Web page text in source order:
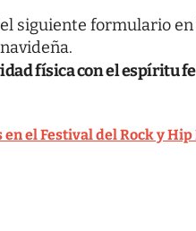
siguiente formulario en
.
física con el espíritu
en el Festival del Rock y